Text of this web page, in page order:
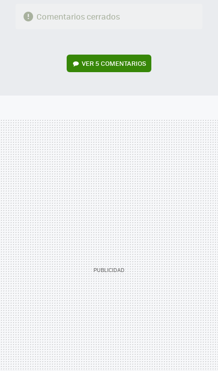
Comentarios cerrados
VER5 COMENTARIOS